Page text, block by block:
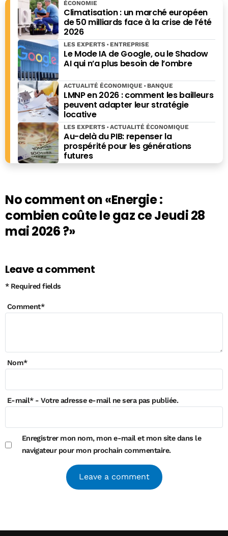
tour de Economie Matin, version papier. Éditorialiste
économique surSud Radiode 2016 à 2018, Il a également
présenté le « Mag de l’Eco » sur
« Questions au saut du lit » toujours surRTL, jusqu’en
septembre 2021. Jean-Baptiste Giraud est également
l'auteur de nombreux ouvrages, dont « Dernière crise
avant l’Apocalypse », paru chez Ring en 2021, mais aussi
"Les grands esprits ont toujours tort", "Pourquoi les
rayures ont-elles des zèbres", "Pourquoi les bois ont-ils
des cerfs", "Histoires bêtes" (Editions du Moment) ou
encore du " Guide des bécébranchés" (L'Archipel).
Climatisation : un marché européen
de 50 milliards face à la crise de l’été
2026
ÉCONOMIE
Le Mode IA de Google, ou le Shadow
AI qui n’a plus besoin de l’ombre
LES EXPERTS ENTREPRISE
LMNP en 2026 : comment les bailleurs
peuvent adapter leur stratégie
locative
ACTUALITÉ ÉCONOMIQUE BANQUE
Au-delà du PIB: repenser la
prospérité pour les générations
futures
LES EXPERTS ACTUALITÉ ÉCONOMIQUE
No comment on«Energie :
combien coûte le gaz ce Jeudi 28
mai 2026 ?»
Leave a comment
* Required fields
Comment*
Nom*
E-mail*- Votre adresse e-mail ne sera pas publiée.
Enregistrer mon nom, mon e-mail et mon site dans le
navigateur pour mon prochain commentaire.